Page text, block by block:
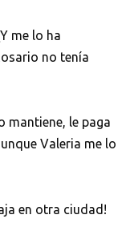
me lo ha
no tenía
mantiene, le paga
Valeria me lo
en otra ciudad!